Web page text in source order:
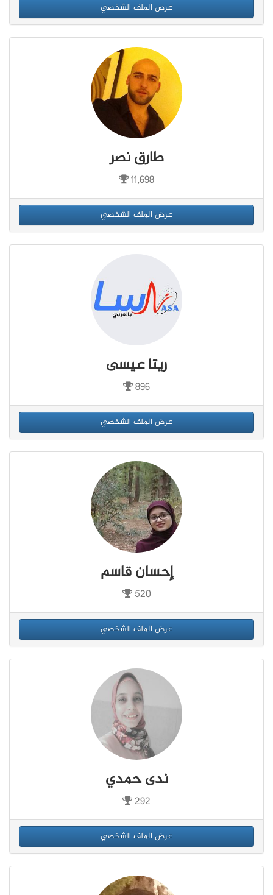
عرض الملف الشخصي
طارق نصر
11,698
عرض الملف الشخصي
ريتا عيسى
896
عرض الملف الشخصي
إحسان قاسم
520
عرض الملف الشخصي
ندى حمدي
292
عرض الملف الشخصي